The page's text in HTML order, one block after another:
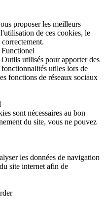
proposer les meilleurs
de ces cookies, le
Functionel
Outils utilisés pour apporter des
fonctionnalités utiles lors de
fonctions de réseaux sociaux
sont nécessaires au bon
du site, vous ne pouvez
les données de navigation
site internet afin de